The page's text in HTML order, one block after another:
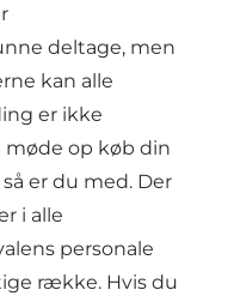
deltage, men
kan alle
er ikke
møde op køb din
er du med. Der
i alle
personale
række. Hvis du